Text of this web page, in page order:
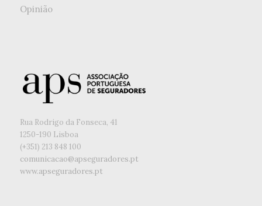
Opinião
Rua Rodrigo da Fonseca, 41
1250-190 Lisboa
(+351) ‭213 848 100
comunicacao@apseguradores.pt
www.apseguradores.pt